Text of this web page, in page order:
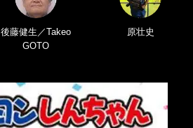
後藤健生／Takeo
GOTO
原壮史